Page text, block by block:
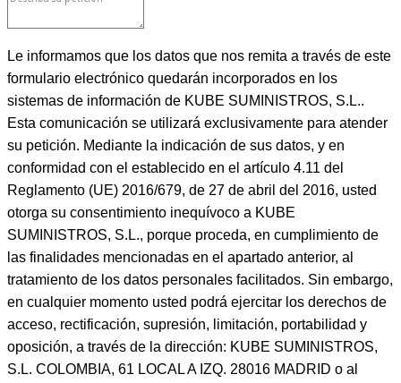
Le informamos que los datos que nos remita a través de este
formulario electrónico quedarán incorporados en los
sistemas de información de KUBE SUMINISTROS, S.L..
Esta comunicación se utilizará exclusivamente para atender
su petición. Mediante la indicación de sus datos, y en
conformidad con el establecido en el artículo 4.11 del
Reglamento (UE) 2016/679, de 27 de abril del 2016, usted
otorga su consentimiento inequívoco a KUBE
SUMINISTROS, S.L., porque proceda, en cumplimiento de
las finalidades mencionadas en el apartado anterior, al
tratamiento de los datos personales facilitados. Sin embargo,
en cualquier momento usted podrá ejercitar los derechos de
acceso, rectificación, supresión, limitación, portabilidad y
oposición, a través de la dirección: KUBE SUMINISTROS,
S.L. COLOMBIA, 61 LOCAL A IZQ. 28016 MADRID o al